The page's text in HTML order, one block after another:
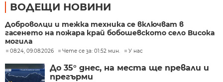
ВОДЕЩИ НОВИНИ
Доброволци и тежка техника се включват в
гасенето на пожара край бобошевското село Висока
могила
08:24, 09.08.2026 Чете се за: 01:52 мин. У нас
До 35° днес, на места ще превали и
прегърми